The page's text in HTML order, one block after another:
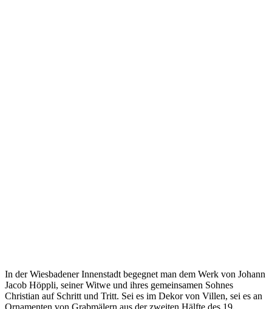
In der Wiesbadener Innenstadt begegnet man dem Werk von Johann
Jacob Höppli, seiner Witwe und ihres gemeinsamen Sohnes
Christian auf Schritt und Tritt. Sei es im Dekor von Villen, sei es an